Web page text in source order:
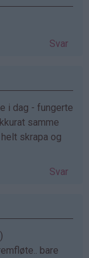
Svar
i dag - fungerte
samme
skrapa og
Svar
bare